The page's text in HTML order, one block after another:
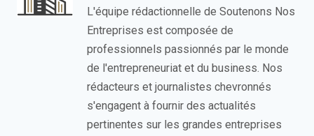
L'équipe rédactionnelle de Soutenons Nos
Entreprises est composée de
professionnels passionnés par le monde
de l'entrepreneuriat et du business. Nos
rédacteurs et journalistes chevronnés
s'engagent à fournir des actualités
pertinentes sur les grandes entreprises